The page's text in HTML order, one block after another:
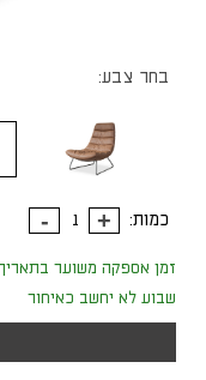
בחר צבע:
כמות:
זמן אספקה משוער בתאריך 31/10/
שבוע לא יחשב כאיחור